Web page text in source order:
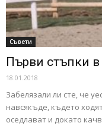
Съвети
Първи стъпки в
18.01.2018
Забелязали ли сте, че
навсякъде, където
оседлават и докато